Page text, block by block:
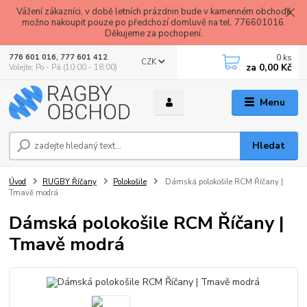
Vážení zákazníci, v době letních prázdnin bude v kamenném obchodě
možno nakoupit pouze po předchozí domluvě na tel. 776601016.
Děkujeme za pochopení.
Menu
CZK
Hledat
776 601 016, 777 601 412
Volejte: Po - Pá (10:00 - 18:00)
0 ks
za 0,00 Kč
Úvod RUGBY Říčany Polokošile
Dámská polokošile RCM Říčany |
Tmavě modrá
Dámská polokošile RCM Říčany |
Tmavě modrá